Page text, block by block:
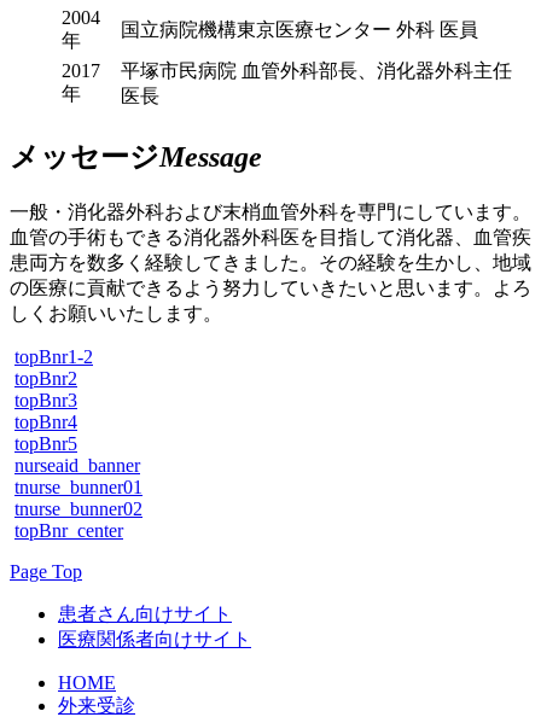
2004
年
国立病院機構東京医療センター 外科 医員
2017
年
平塚市民病院 血管外科部長、消化器外科主任
医長
メッセージMessage
一般・消化器外科および末梢血管外科を専門にしています。
血管の手術もできる消化器外科医を目指して消化器、血管疾
患両方を数多く経験してきました。その経験を生かし、地域
の医療に貢献できるよう努力していきたいと思います。よろ
しくお願いいたします。
topBnr1-2
topBnr2
topBnr3
topBnr4
topBnr5
nurseaid_banner
tnurse_bunner01
tnurse_bunner02
topBnr_center
Page Top
患者さん向けサイト
医療関係者向けサイト
HOME
外来受診